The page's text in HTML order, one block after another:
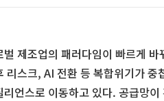
벌 제조업의 패러다임이 빠르게
리스크, AI 전환 등 복합위기가
리언스로 이동하고 있다. 공급망